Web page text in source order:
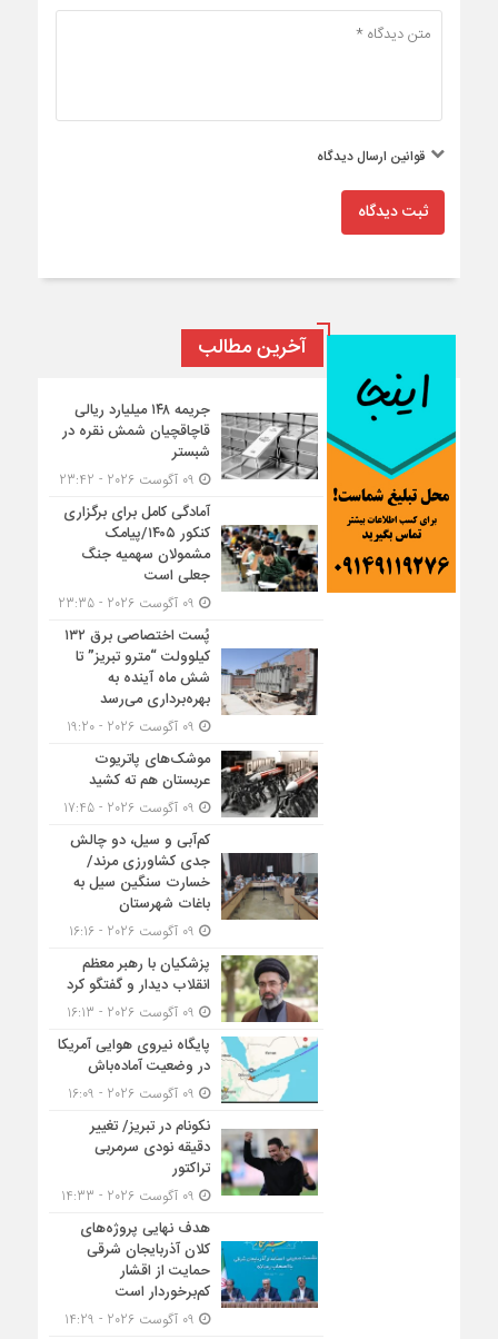
قوانین ارسال دیدگاه
ثبت دیدگاه
آخرین مطالب
جریمه ۱۴۸ میلیارد ریالی
قاچاقچیان شمش نقره در
شبستر
آمادگی کامل برای برگزاری
کنکور ۱۴۰۵/پیامک
مشمولان سهمیه جنگ
جعلی است
پُست اختصاصی برق ۱۳۲
کیلوولت “مترو تبریز” تا
شش ماه آینده به
بهره‌برداری می‌رسد
موشک‌های پاتریوت
عربستان هم ته‌ کشید
کم‌آبی و سیل، دو چالش
جدی کشاورزی مرند/
خسارت سنگین سیل به
باغات شهرستان
پزشکیان با رهبر معظم
انقلاب دیدار و گفتگو کرد
پایگاه نیروی هوایی آمریکا
در وضعیت آماده‌باش
نکونام در تبریز/ تغییر
دقیقه نودی سرمربی
تراکتور
هدف نهایی پروژه‌های
کلان آذربایجان شرقی
حمایت از اقشار
کم‌برخوردار است